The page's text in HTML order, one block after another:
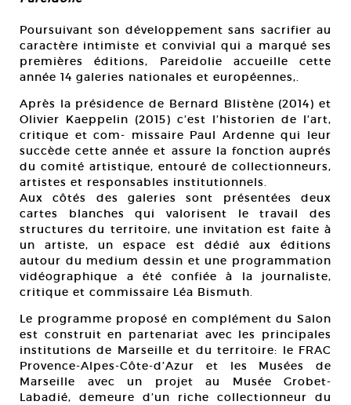
Poursuivant son développement sans sacrifier au
caractère intimiste et convivial qui a marqué ses
premières éditions, Pareidolie accueille cette
année 14 galeries nationales et européennes,.
Après la présidence de Bernard Blistène (2014) et
Olivier Kaeppelin (2015) c’est l’historien de l’art,
critique et com- missaire Paul Ardenne qui leur
succède cette année et assure la fonction auprés
du comité artistique, entouré de collectionneurs,
artistes et responsables institutionnels.
Aux côtés des galeries sont présentées deux
cartes blanches qui valorisent le travail des
structures du territoire, une invitation est faite à
un artiste, un espace est dédié aux éditions
autour du medium dessin et une programmation
vidéographique a été confiée à la journaliste,
critique et commissaire Léa Bismuth.
Le programme proposé en complément du Salon
est construit en partenariat avec les principales
institutions de Marseille et du territoire: le FRAC
Provence-Alpes-Côte-d’Azur et les Musées de
Marseille avec un projet au Musée Grobet-
Labadié, demeure d’un riche collectionneur du